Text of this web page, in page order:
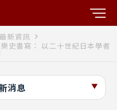
最新資訊 navigate_next
史書寫： 以二十世紀日本學者
消息